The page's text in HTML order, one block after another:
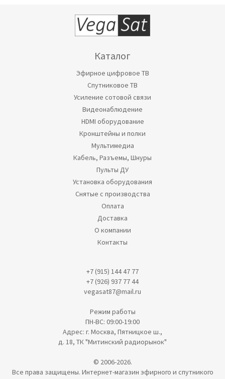
Каталог
Эфирное цифровое ТВ
Спутниковое ТВ
Усиление сотовой связи
Видеонаблюдение
HDMI оборудование
Кронштейны и полки
Мультимедиа
Кабель, Разъемы, Шнуры
Пульты ДУ
Установка оборудования
Снятые с производства
Оплата
Доставка
О компании
Контакты
+7 (915) 144 47 77
+7 (926) 937 77 44
vegasat87@mail.ru
Режим работы
ПН-ВС: 09:00-19:00
Адрес: г. Москва, Пятницкое ш.,
д. 18, ТК "Митинский радиорынок"
© 2006-2026.
Все права защищены. Интернет-магазин эфирного и спутникого